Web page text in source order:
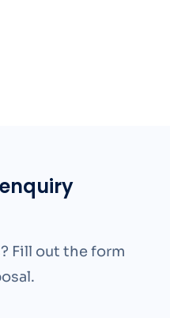
Fill out the form